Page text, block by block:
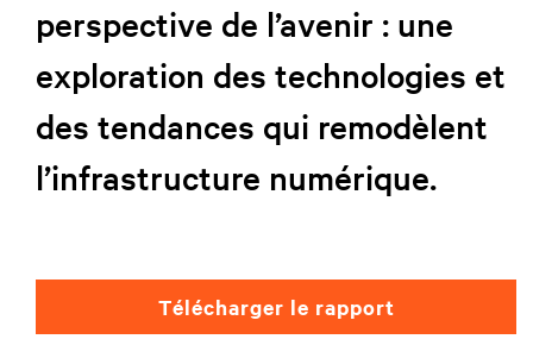
perspective de l’avenir : une
exploration des technologies et
des tendances qui remodèlent
l’infrastructure numérique.
Télécharger le rapport